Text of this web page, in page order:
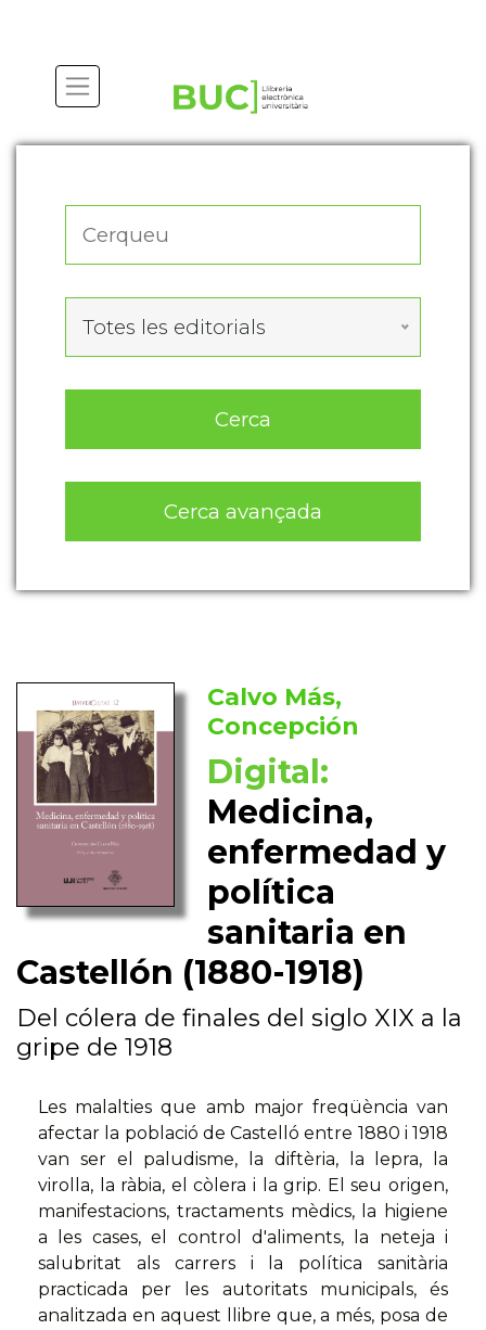
Totes les editorials
Cerca
Cerca avançada
Calvo Más,
Concepción
Digital:
Medicina,
enfermedad y
política
sanitaria en
Castellón (1880-1918)
Del cólera de finales del siglo XIX a la
gripe de 1918
Les malalties que amb major freqüència van
afectar la població de Castelló entre 1880 i 1918
van ser el paludisme, la diftèria, la lepra, la
virolla, la ràbia, el còlera i la grip. El seu origen,
manifestacions, tractaments mèdics, la higiene
a les cases, el control d'aliments, la neteja i
salubritat als carrers i la política sanitària
practicada per les autoritats municipals, és
analitzada en aquest llibre que, a més, posa de